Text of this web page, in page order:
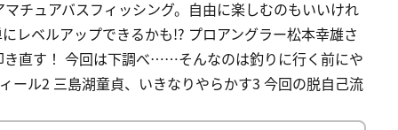
チュアバスフィッシング。自由に楽しむのもいいけれ
レベルアップできるかも!? プロアングラー松本幸雄さ
直す！ 今回は下調べ……そんなのは釣りに行く前にや
ール2 三島湖童貞、いきなりやらかす3 今回の脱自己流